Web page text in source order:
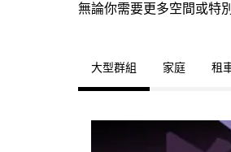
無論你需要更多空間或特
大型群組 家庭 租